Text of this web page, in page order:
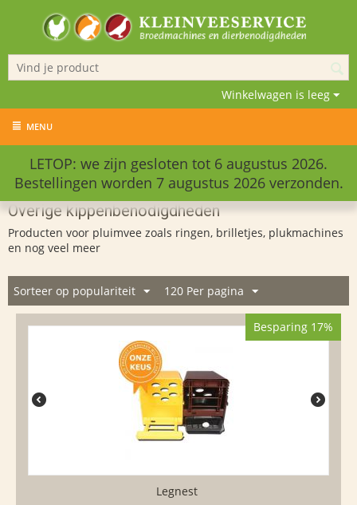
Winkelwagen is leeg
MENU
LETOP: we zijn gesloten tot 6 augustus 2026.
Bestellingen worden 7 augustus 2026 verzonden.
Overige kippenbenodigdheden
Producten voor pluimvee zoals ringen, brilletjes, plukmachines
en nog veel meer
Sorteer op populariteit 120 Per pagina
Besparing 17%
Legnest